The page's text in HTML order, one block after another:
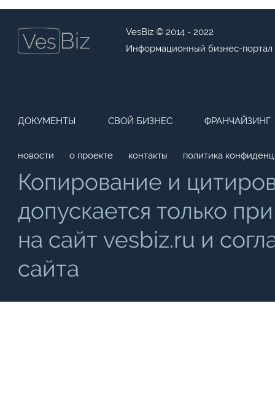
VesBiz © 2014 - 2022
Информационный бизнес-портал
ДОКУМЕНТЫ СВОЙ БИЗНЕС ФРАНЧАЙЗИНГ
новости о проекте контакты политика
Копирование и
допускается только
на сайт vesbiz.ru и
сайта